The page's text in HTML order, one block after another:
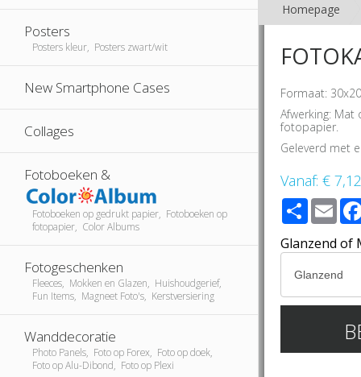
Posters
Posters kleur, Posters zwart/wit
New Smartphone Cases
Collages
Fotoboeken &
Fotoboeken op gedrukt papier, Fotoboeken op
fotopapier, Color Albums
Fotogeschenken
Fleeces, Mokken en Glazen, Huishoudgerief,
Fun Items, Magneet Foto's, Kerstversiering
Wanddecoratie
Photo Panels, Foto op Forex, Foto op doek,
Foto op Alu-Dibond, Foto op Plexi
Homepage
Formaat:
Afwerking: Mat
fotopapier.
Geleverd met
Vanaf:€
Share
Glanzend of